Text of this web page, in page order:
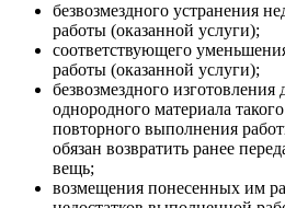
безвозмездного устранения
работы (оказанной услуги);
соответствующего
работы (оказанной услуги);
безвозмездного
однородного материала
повторного выполнения
обязан возвратить ранее
вещь;
возмещения понесенных им